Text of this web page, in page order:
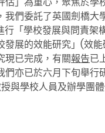
我們委託了英國劍橋大
「學校發展與問責架
發展的效能研究」(效
現已完成，有關報告已
們亦已於六月下旬舉行
與學校人員及辦學團